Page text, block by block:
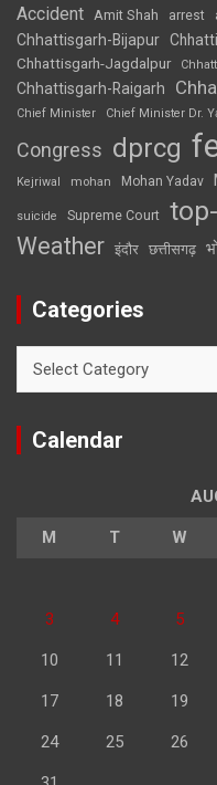
Accident Amit Shah arrest
Chhattisgarh-Bijapur
Chhattisgarh-Jagdalpur
Chhattisgarh-Raigarh
Chief Minister
Chief Minister Dr.
Congress dprcg
Kejriwal mohan Mohan Yadav
suicide Supreme Court
Weather इंदौर छत्तीसगढ़
Categories
Calendar
M T W
3 4 5
10 11 12
17 18 19
24 25 26